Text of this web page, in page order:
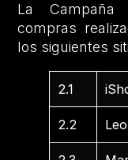
La Campaña
compras
los siguientes
2.1
2.2